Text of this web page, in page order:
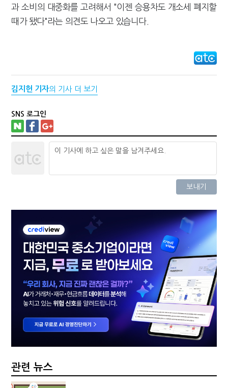
과 소비의 대중화를 고려해서 "이젠 승용차도 개소세 폐지할
때가 됐다"라는 의견도 나오고 있습니다.
김지헌 기자의 기사 더 보기
SNS 로그인
관련 뉴스